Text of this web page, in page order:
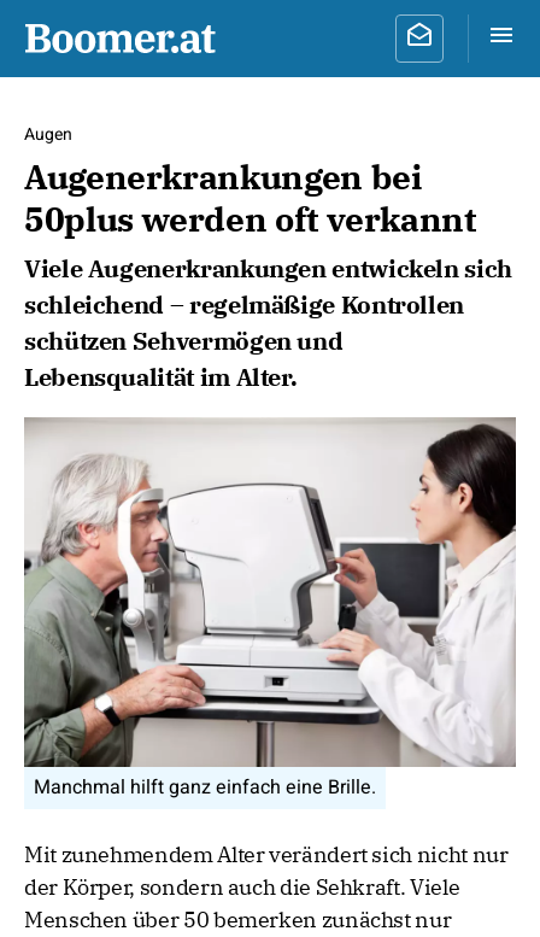
Augen
Augenerkrankungen bei
50plus werden oft verkannt
Viele Augenerkrankungen entwickeln sich
schleichend – regelmäßige Kontrollen
schützen Sehvermögen und
Lebensqualität im Alter.
Manchmal hilft ganz einfach eine Brille.
Mit zunehmendem Alter verändert sich nicht nur
der Körper, sondern auch die Sehkraft. Viele
Menschen über 50 bemerken zunächst nur